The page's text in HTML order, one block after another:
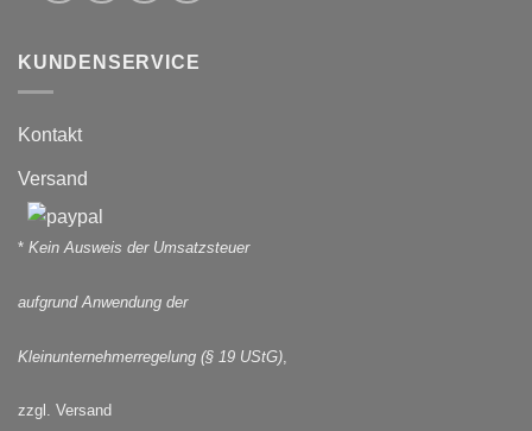
KUNDENSERVICE
Kontakt
Versand
* Kein Ausweis der Umsatzsteuer
aufgrund Anwendung der
Kleinunternehmerregelung (§ 19 UStG)
zzgl. Versand